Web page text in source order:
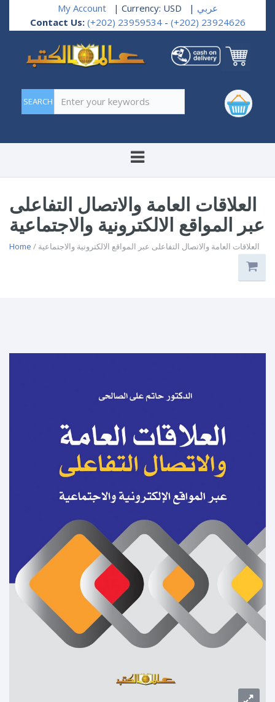
My Account | Currency: USD | عربي
Contact Us: (+202) 23959534 - (+202) 23924626
Enter your keywords
العلاقات العامة والاتصال التفاعلى
عبر المواقع الالكترونية والاجتماعية
Home / العلاقات العامة والاتصال التفاعلى عبر المواقع الالكترونية والاجتماعية